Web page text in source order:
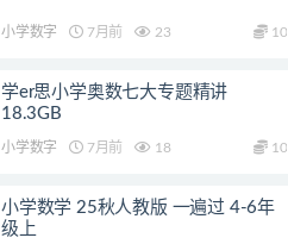
小学数字 7月前 23 10
学er思小学奥数七大专题精讲
18.3GB
小学数字 7月前 18 10
小学数学 25秋人教版 一遍过 4-6年
级上